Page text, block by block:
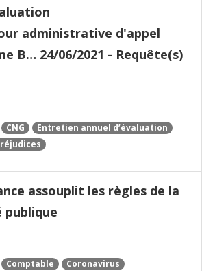
administrative d'appel
B… 24/06/2021 - Requête(s)
CNG
Entretien annuel d’évaluation
assouplit les règles de la
Comptable Coronavirus